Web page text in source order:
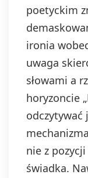
poetyckim
ironia
uwaga
słowami a
horyzoncie
odczytywać
nie z
świadka.